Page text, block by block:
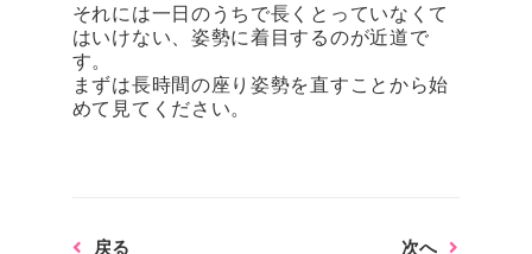
それには一日のうちで長くとっていなくて
はいけない、姿勢に着目するのが近道で
す。
まずは長時間の座り姿勢を直すことから始
めて見てください。
戻る 次へ